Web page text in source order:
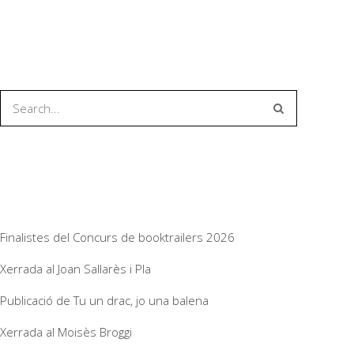
Finalistes del Concurs de booktrailers 2026
Xerrada al Joan Sallarès i Pla
Publicació de Tu un drac, jo una balena
Xerrada al Moisès Broggi